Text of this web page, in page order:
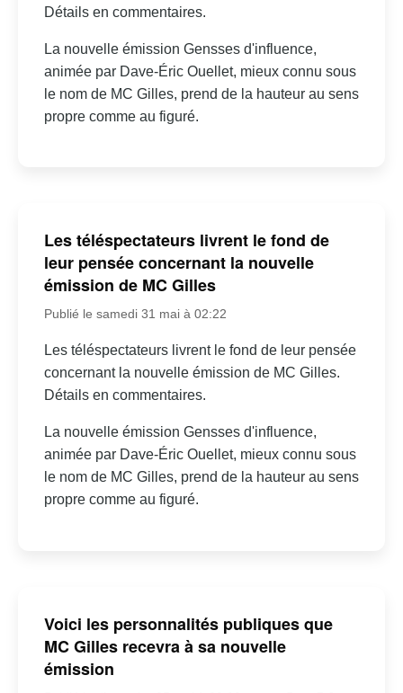
Détails en commentaires.
La nouvelle émission Gensses d'influence,
animée par Dave-Éric Ouellet, mieux connu sous
le nom de MC Gilles, prend de la hauteur au sens
propre comme au figuré.
Les téléspectateurs livrent le fond de
leur pensée concernant la nouvelle
émission de MC Gilles
Publié le samedi 31 mai à 02:22
Les téléspectateurs livrent le fond de leur pensée
concernant la nouvelle émission de MC Gilles.
Détails en commentaires.
La nouvelle émission Gensses d'influence,
animée par Dave-Éric Ouellet, mieux connu sous
le nom de MC Gilles, prend de la hauteur au sens
propre comme au figuré.
Voici les personnalités publiques que
MC Gilles recevra à sa nouvelle
émission